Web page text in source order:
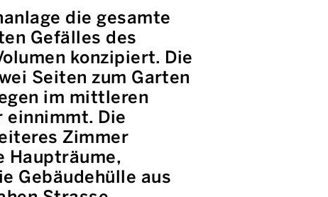
die gesamte
Gefälles des
konzipiert. Die
Seiten zum Garten
im mittleren
einnimmt. Die
Zimmer
Haupträume,
Gebäudehülle aus